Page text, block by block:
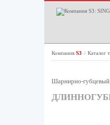
Компания S3 / Каталог
Шарнирно-